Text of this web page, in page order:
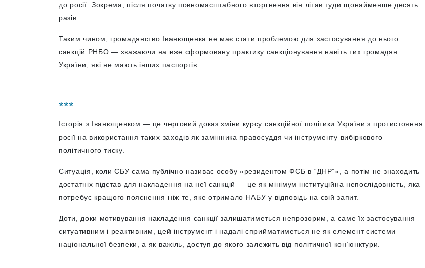
до росії. Зокрема, після початку повномасштабного вторгнення він літав туди щонайменше десять
разів.
Таким чином, громадянство Іванющенка не має стати проблемою для застосування до нього
санкцій РНБО — зважаючи на вже сформовану практику санкціонування навіть тих громадян
України, які не мають інших паспортів.
***
Історія з Іванющенком — це черговий доказ зміни курсу санкційної політики України з протистояння
росії на використання таких заходів як замінника правосуддя чи інструменту вибіркового
політичного тиску.
Ситуація, коли СБУ сама публічно називає особу «резидентом ФСБ в “ДНР”», а потім не знаходить
достатніх підстав для накладення на неї санкцій — це як мінімум інституційна непослідовність, яка
потребує кращого пояснення ніж те, яке отримало НАБУ у відповідь на свій запит.
Доти, доки мотивування накладення санкції залишатиметься непрозорим, а саме їх застосування —
ситуативним і реактивним, цей інструмент і надалі сприйматиметься не як елемент системи
національної безпеки, а як важіль, доступ до якого залежить від політичної кон’юнктури.